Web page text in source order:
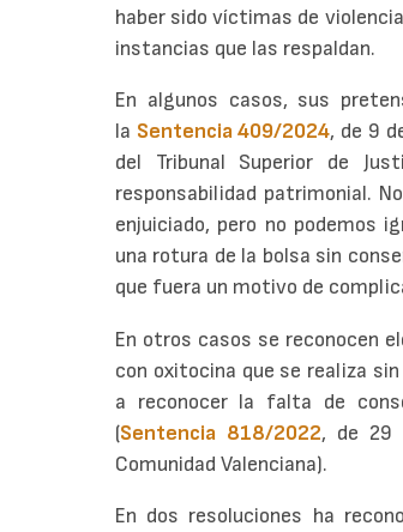
haber sido víctimas de
instancias que las respaldan.
En algunos casos, sus
la Sentencia 409/2024, de 9
del Tribunal Superior de
responsabilidad patrimonial.
enjuiciado, pero no podemos
una rotura de la bolsa sin
que fuera un motivo de
En otros casos se reconocen
con oxitocina que se realiza
a reconocer la falta de
(Sentencia 818/2022, de 29
Comunidad Valenciana).
En dos resoluciones ha